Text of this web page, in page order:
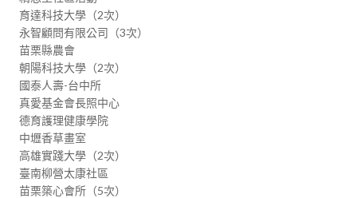
育達科技大學（2次）
永智顧問有限公司（3次）
苗栗縣農會
朝陽科技大學（2次）
國泰人壽-台中所
真愛基金會長照中心
德育護理健康學院
中壢香草畫室
高雄實踐大學（2次）
臺南柳營太康社區
苗栗築心會所（5次）